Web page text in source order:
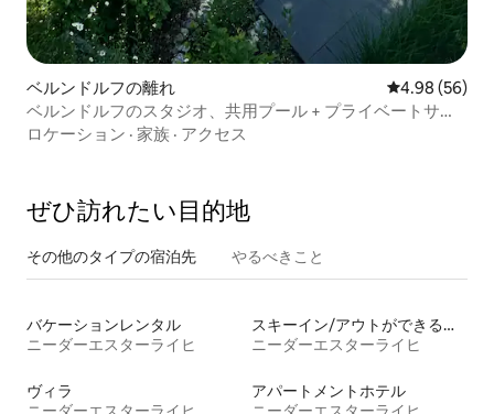
ベルンドルフの離れ レビュー56
4.98 (56)
ベルンドルフのスタジオ、共用プール + プライベートサウ
ナ
ロケーション · 家族 · アクセス
ぜひ訪⁠れ⁠た⁠い目⁠的⁠地
その他のタ⁠イ⁠プ⁠の宿⁠泊⁠先 やるべきこと
バケーションレンタル
ニーダーエスターライヒ
スキーイン/アウトができる宿泊先
ニーダーエスターライヒ
ヴィラ
アパートメントホテル